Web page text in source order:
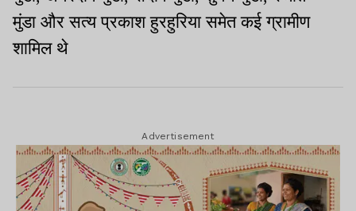
मुंडा और सत्य प्रकाश हुरहुरिया समेत कई ग्रामीण
शामिल थे
Advertisement